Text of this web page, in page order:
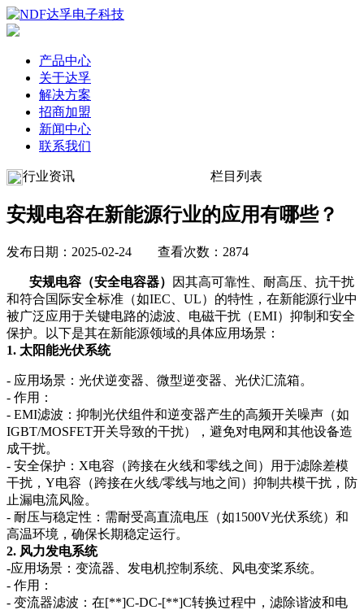
产品中心
关于达孚
解决方案
招商加盟
新闻中心
联系我们
行业资讯 栏目列表
安规电容在新能源行业的应用有哪些？
发布日期：2025-02-24 查看次数：2874
安规电容（安全电容器）
因其高可靠性、耐高压、抗干扰
和符合国际安全标准（如IEC、UL）的特性，在新能源行业中
被广泛应用于关键电路的滤波、电磁干扰（EMI）抑制和安全
保护。以下是其在新能源领域的具体应用场景：
1. 太阳能光伏系统
- 应用场景：光伏逆变器、微型逆变器、光伏汇流箱。
- 作用：
- EMI滤波：抑制光伏组件和逆变器产生的高频开关噪声（如
IGBT/MOSFET开关导致的干扰），避免对电网和其他设备造
成干扰。
- 安全保护：X电容（跨接在火线和零线之间）用于滤除差模
干扰，Y电容（跨接在火线/零线与地之间）抑制共模干扰，防
止漏电流风险。
- 耐压与稳定性：需耐受高直流电压（如1500V光伏系统）和
高温环境，确保长期稳定运行。
2. 风力发电系统
-应用场景：变流器、发电机控制系统、风电变桨系统。
- 作用：
- 变流器滤波：在[**]C-DC-[**]C转换过程中，滤除谐波和电